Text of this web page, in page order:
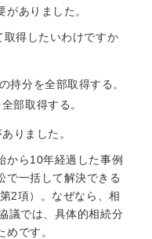
ありました。
得したいわけですか
持分を全部取得する。
部取得する。
りました。
から10年経過した事例
で一括して解決できる
2項）。なぜなら、相
議では、具体的相続分
です。